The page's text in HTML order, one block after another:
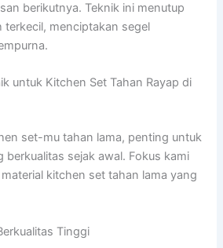
berikutnya. Teknik ini menutup
terkecil, menciptakan segel
untuk Kitchen Set Tahan Rayap di
set-mu tahan lama, penting untuk
berkualitas sejak awal. Fokus kami
kitchen set tahan lama yang
Tinggi